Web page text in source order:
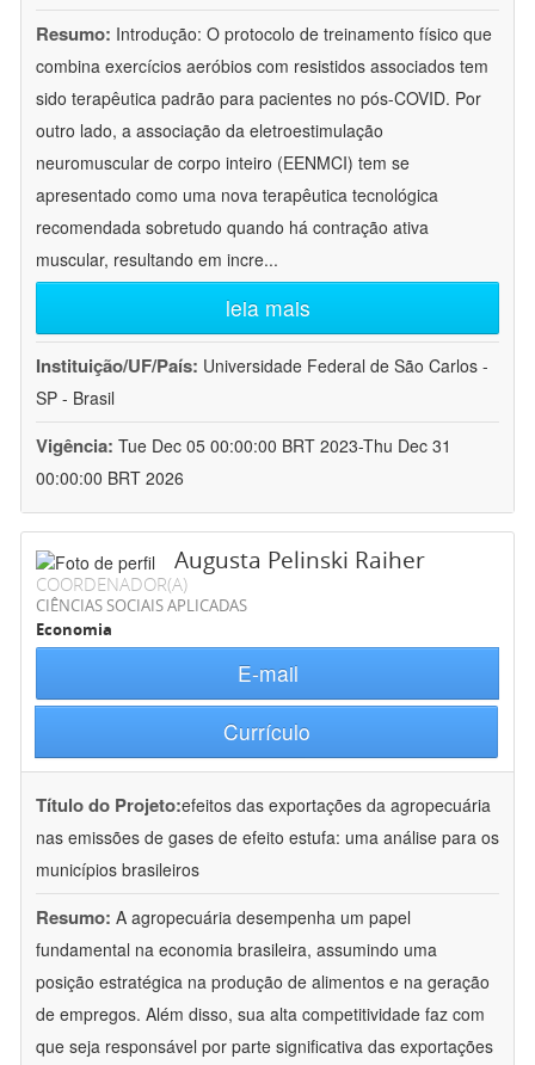
Resumo: Introdução: O protocolo de treinamento físico que
combina exercícios aeróbios com resistidos associados tem
sido terapêutica padrão para pacientes no pós-COVID. Por
outro lado, a associação da eletroestimulação
neuromuscular de corpo inteiro (EENMCI) tem se
apresentado como uma nova terapêutica tecnológica
recomendada sobretudo quando há contração ativa
muscular, resultando em incre...
leia mais
Instituição/UF/País: Universidade Federal de São Carlos -
SP - Brasil
Vigência: Tue Dec 05 00:00:00 BRT 2023-Thu Dec 31
00:00:00 BRT 2026
Augusta Pelinski Raiher
COORDENADOR(A)
CIÊNCIAS SOCIAIS APLICADAS
Economia
E-mail
Currículo
Título do Projeto:efeitos das exportações da agropecuária
nas emissões de gases de efeito estufa: uma análise para os
municípios brasileiros
Resumo: A agropecuária desempenha um papel
fundamental na economia brasileira, assumindo uma
posição estratégica na produção de alimentos e na geração
de empregos. Além disso, sua alta competitividade faz com
que seja responsável por parte significativa das exportações